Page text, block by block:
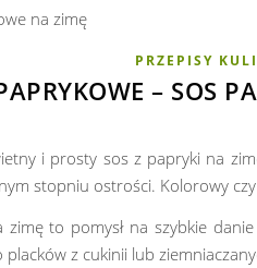
PRZEPISY
– SOS
i prosty sos z papryki na
stopniu ostrości. Kolorowy
to pomysł na szybkie
placków z cukinii lub